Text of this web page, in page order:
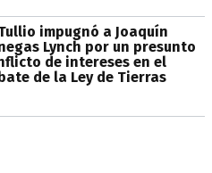
impugnó a Joaquín
Lynch por un presunto
de intereses en el
de la Ley de Tierras